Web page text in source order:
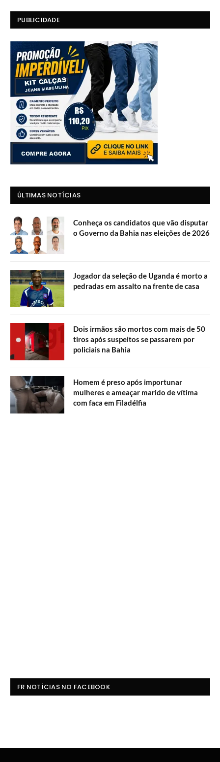
PUBLICIDADE
ÚLTIMAS NOTÍCIAS
Conheça os candidatos que vão disputar
o Governo da Bahia nas eleições de 2026
Jogador da seleção de Uganda é morto a
pedradas em assalto na frente de casa
Dois irmãos são mortos com mais de 50
tiros após suspeitos se passarem por
policiais na Bahia
Homem é preso após importunar
mulheres e ameaçar marido de vítima
com faca em Filadélfia
FR NOTÍCIAS NO FACEBOOK